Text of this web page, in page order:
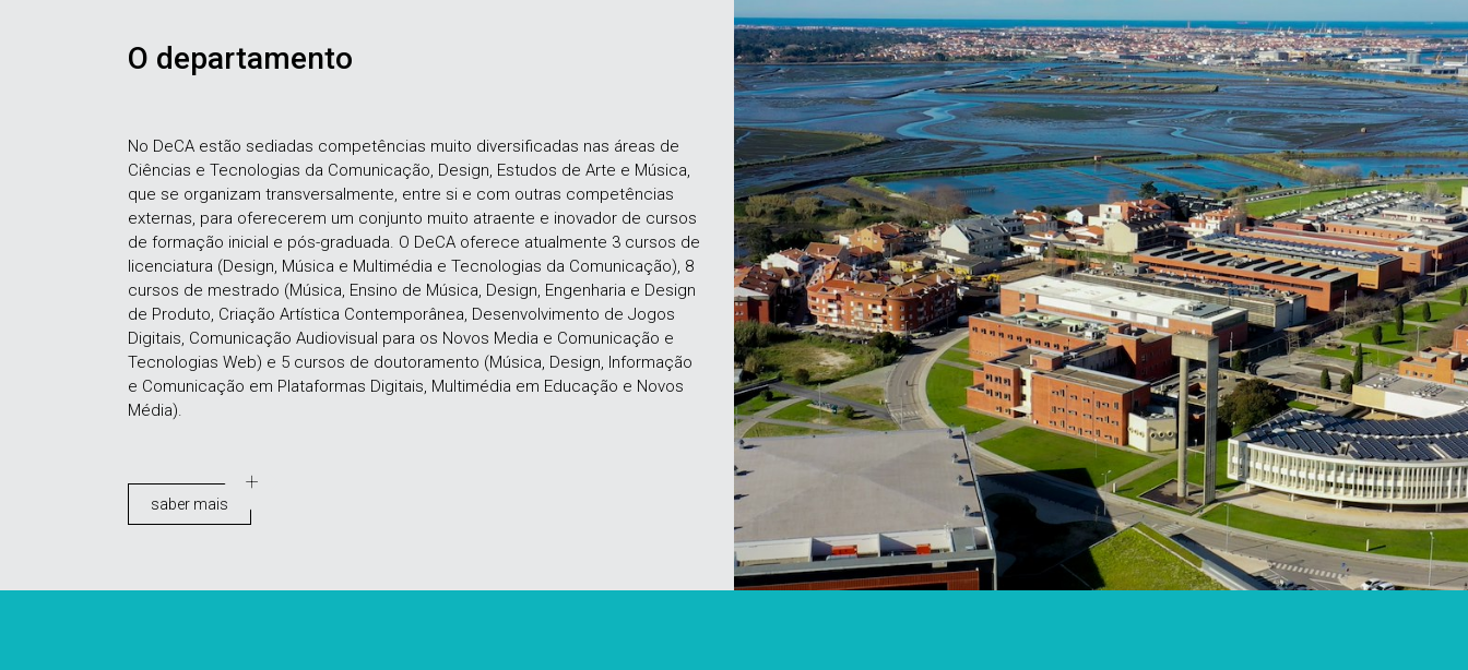
O departamento
No DeCA estão sediadas competências muito diversificadas nas áreas de
Ciências e Tecnologias da Comunicação, Design, Estudos de Arte e Música,
que se organizam transversalmente, entre si e com outras competências
externas, para oferecerem um conjunto muito atraente e inovador de cursos
de formação inicial e pós-graduada. O DeCA oferece atualmente 3 cursos de
licenciatura (Design, Música e Multimédia e Tecnologias da Comunicação), 8
cursos de mestrado (Música, Ensino de Música, Design, Engenharia e Design
de Produto, Criação Artística Contemporânea, Desenvolvimento de Jogos
Digitais, Comunicação Audiovisual para os Novos Media e Comunicação e
Tecnologias Web) e 5 cursos de doutoramento (Música, Design, Informação
e Comunicação em Plataformas Digitais, Multimédia em Educação e Novos
Média).
saber mais